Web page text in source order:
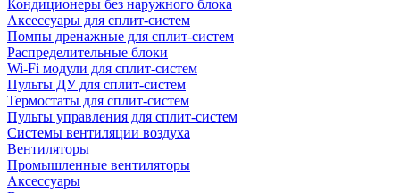
Кондиционеры без наружного блока
Аксессуары для сплит-систем
Помпы дренажные для сплит-систем
Распределительные блоки
Wi-Fi модули для сплит-систем
Пульты ДУ для сплит-систем
Термостаты для сплит-систем
Пульты управления для сплит-систем
Системы вентиляции воздуха
Вентиляторы
Промышленные вентиляторы
Аксессуары